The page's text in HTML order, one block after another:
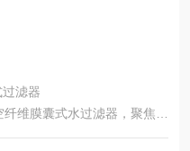
滤器
维膜囊式水过滤器，聚焦医
以 PSf 中空纤维膜为核心，